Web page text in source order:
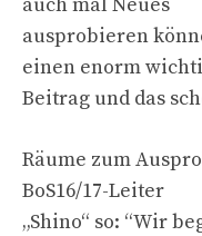
ausprobieren
einen enorm
Beitrag und das
Räume zum
BoS16/17-Leiter
„Shino“ so: “Wir